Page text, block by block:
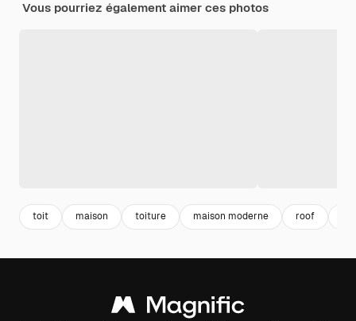
Vous pourriez également aimer ces photos
toit maison toiture maison moderne roof